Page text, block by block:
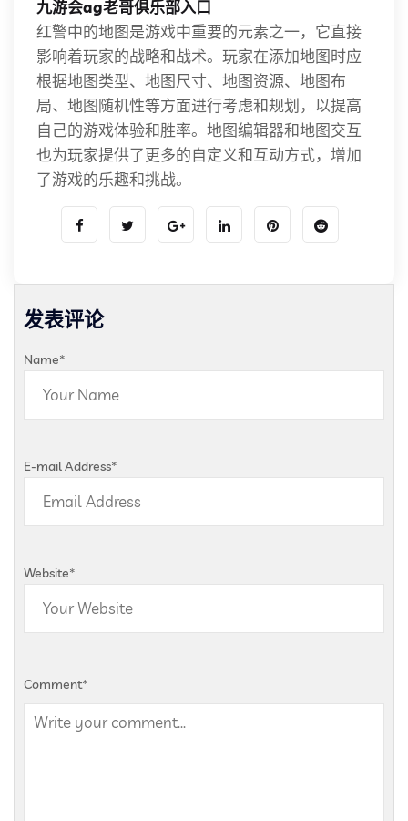
九游会ag老哥俱乐部入口
红警中的地图是游戏中重要的元素之一，它直接
影响着玩家的战略和战术。玩家在添加地图时应
根据地图类型、地图尺寸、地图资源、地图布
局、地图随机性等方面进行考虑和规划，以提高
自己的游戏体验和胜率。地图编辑器和地图交互
也为玩家提供了更多的自定义和互动方式，增加
了游戏的乐趣和挑战。
发表评论
Name*
E-mail Address*
Website*
Comment*